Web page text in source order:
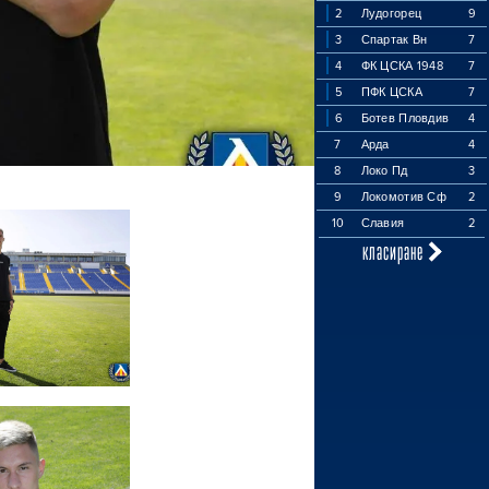
2 Лудогорец
9
3
Спартак Вн
7
4
ФК ЦСКА 1948
7
5
ПФК ЦСКА
7
6
Ботев Пловдив
4
7
Арда
4
8
Локо Пд
3
9
Локомотив Сф
2
10
Славия 2
класиране